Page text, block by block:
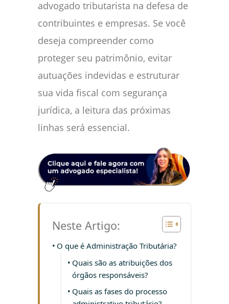
advogado tributarista na defesa de
contribuintes e empresas. Se você
deseja compreender como
proteger seu patrimônio, evitar
autuações indevidas e estruturar
sua vida fiscal com segurança
jurídica, a leitura das próximas
linhas será essencial.
Neste Artigo:
O que é Administração Tributária?
Quais são as atribuições dos
órgãos responsáveis?
Quais as fases do processo